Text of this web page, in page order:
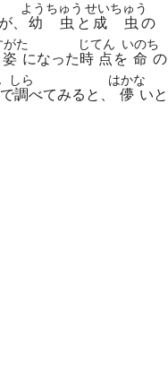
、 幼虫
ようちゅう
と 成虫
せいちゅう
の
姿
がた
になった時点
じてん
を 命
いのち
の
で調
しら
べてみると、 儚
はかな
いと